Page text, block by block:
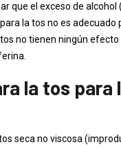
que el exceso de alcohol
la tos no es adecuado
no tienen ningún
la tos para
seca no viscosa